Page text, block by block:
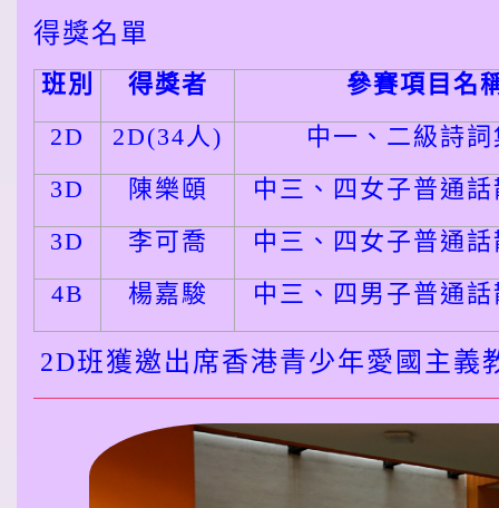
得獎名單
班別 得獎者
參賽項目名
2D
2D(34人)
中一、二級詩
3D
陳樂頤
中三、四女子普通
3D
李可喬
中三、四女子普通
4B
楊嘉駿 中三、四男子普通
2D班獲邀出席香港青少年愛國主義